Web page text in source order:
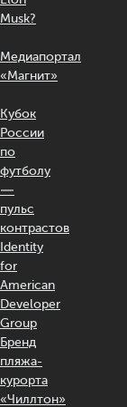
Musk?
Медиапортал
«Магнит»
Кубок
России
по
футболу
—
пульс
контрастов
Identity
for
American
Developer
Group
Бренд
пляжа-
курорта
«Чиллтон»